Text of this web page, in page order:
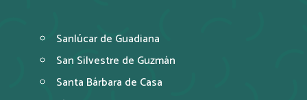
Sanlúcar de Guadiana
San Silvestre de Guzmán
Santa Bárbara de Casa